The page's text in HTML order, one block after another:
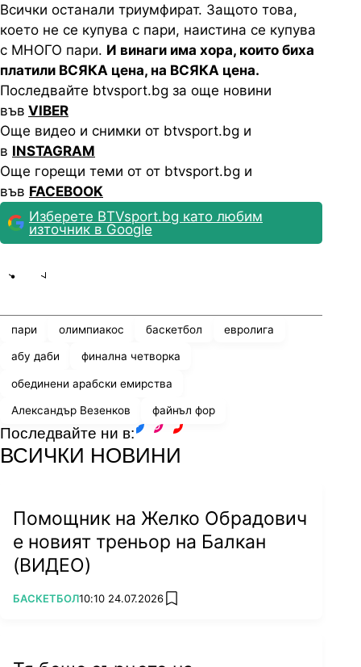
Всички останали триумфират. Защото това,
което не се купува с пари, наистина се купува
с МНОГО пари. И винаги има хора, които биха
платили ВСЯКА цена, на ВСЯКА цена.
Последвайте btvsport.bg за още новини
във VIBER
Още видео и снимки от btvsport.bg и
в INSTAGRAM
Още горещи теми от от btvsport.bg и
във FACEBOOK
Изберете BTVsport.bg като любим
източник в Google
пари олимпиакос баскетбол евролига
абу даби финална четворка
обединени арабски емирства
Александър Везенков файнъл фор
Последвайте ни в:
ВСИЧКИ НОВИНИ
Помощник на Желко Обрадович
е новият треньор на Балкан
(ВИДЕО)
ПОВЕЧЕ ОТ
БАСКЕТБОЛ10:10 24.07.2026 add favorites